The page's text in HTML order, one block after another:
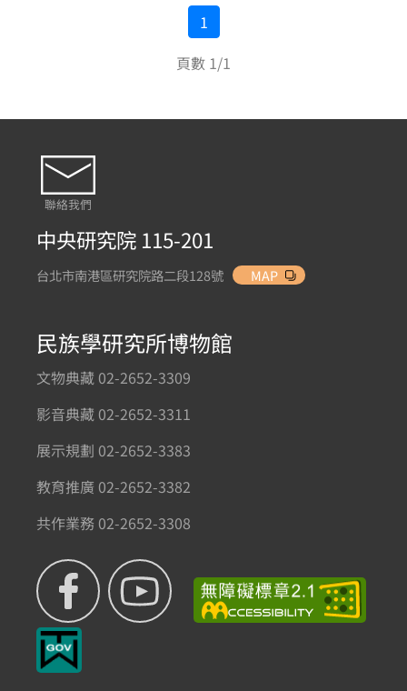
1
頁數 1/1
聯絡我們
中央研究院 115-201
台北市南港區研究院路二段128號 MAP
民族學研究所博物館
文物典藏 02-2652-3309
影音典藏 02-2652-3311
展示規劃 02-2652-3383
教育推廣 02-2652-3382
共作業務 02-2652-3308